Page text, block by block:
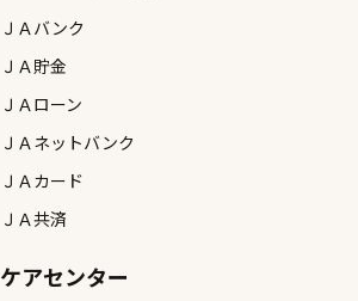
ＪＡバンク
ＪＡ貯金
ＪＡローン
ＪＡネットバンク
ＪＡカード
ＪＡ共済
ケアセンター